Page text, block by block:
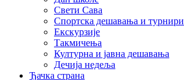
Свети Сава
Спортска дешавања и турнири
Екскурзије
Такмичења
Културна и јавна дешавања
Дечија недеља
Ђачка страна